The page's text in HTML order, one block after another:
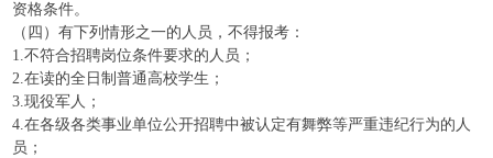
资格条件。
（四）有下列情形之一的人员，不得报考：
1.不符合招聘岗位条件要求的人员；
2.在读的全日制普通高校学生；
3.现役军人；
4.在各级各类事业单位公开招聘中被认定有舞弊等严重违纪行为的人
员；